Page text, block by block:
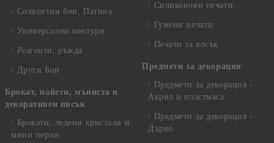
Солвентни бои, Патина
Универсални контури
Реагенти, ръжда
Други Бои
Брокат, пайети, мъниста и
декоративен пясък
Брокати, ледени кристали и
мини перли
Силиконови печати
Гумени печати
Печати за восък
Предмети за декорация
Предмети за декорация -
Акрил и пластмаса
Предмети за декорация -
Дърво